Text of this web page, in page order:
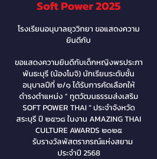
Soft Power 2025
โรงเรียนอนุบาลยุววิทยา ขอแสดงความ
ยินดีกับ
ขอแสดงความยินดีกับเด็กหญิงพรประภา
พันธะบุรี (น้องโมจิ) นักเรียนระดับชั้น
อนุบาลปีที่ ๒/๑ ได้รับการคัดเลือกให้
ดำรงตำแหน่ง “ ทูตวัฒนธรรมส่งเสริม
SOFT POWER THAI " ประจำจังหวัด
สระบุรี ปี ๒๕๖๘ ในงาน AMAZING THAI
CULTURE AWARDS ๒๐๒๕
รับรางวัลพัสตราภรณ์แห่งสยาม
ประจำปี 2568